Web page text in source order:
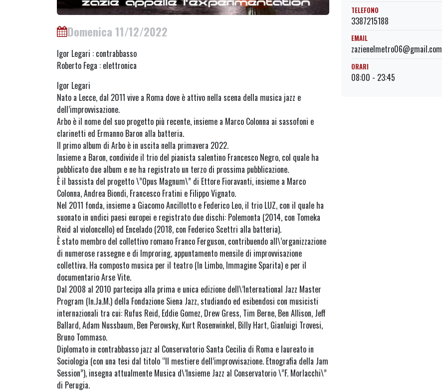
Domenica 11/12/2022
Igor Legari : contrabbasso
Roberto Fega : elettronica
Igor Legari
Nato a Lecce, dal 2011 vive a Roma dove è attivo nella scena della musica jazz e
dell’improvvisazione.
Arbo è il nome del suo progetto più recente, insieme a Marco Colonna ai sassofoni e
clarinetti ed Ermanno Baron alla batteria.
Il primo album di Arbo è in uscita nella primavera 2022.
Insieme a Baron, condivide il trio del pianista salentino Francesco Negro, col quale ha
pubblicato due album e ne ha registrato un terzo di prossima pubblicazione.
È il bassista del progetto \”Opus Magnum\” di Ettore Fioravanti, insieme a Marco
Colonna, Andrea Biondi, Francesco Fratini e Filippo Vignato.
Nel 2011 fonda, insieme a Giacomo Ancillotto e Federico Leo, il trio LUZ, con il quale ha
suonato in undici paesi europei e registrato due dischi: Polemonta (2014, con Tomeka
Reid al violoncello) ed Encelado (2018, con Federico Scettri alla batteria).
È stato membro del collettivo romano Franco Ferguson, contribuendo all\’organizzazione
di numerose rassegne e di Improring, appuntamento mensile di improvvisazione
collettiva. Ha composto musica per il teatro (In Limbo, Immagine Sparita) e per il
documentario Arse Vite.
Dal 2008 al 2010 partecipa alla prima e unica edizione dell\’International Jazz Master
Program (In.Ja.M.) della Fondazione Siena Jazz, studiando ed esibendosi con musicisti
internazionali tra cui: Rufus Reid, Eddie Gomez, Drew Gress, Tim Berne, Ben Allison, Jeff
Ballard, Adam Nussbaum, Ben Perowsky, Kurt Rosenwinkel, Billy Hart, Gianluigi Trovesi,
Bruno Tommaso.
Diplomato in contrabbasso jazz al Conservatorio Santa Cecilia di Roma e laureato in
Sociologia (con una tesi dal titolo “Il mestiere dell’improvvisazione. Etnografia della Jam
Session”), insegna attualmente Musica d\’Insieme Jazz al Conservatorio \”F. Morlacchi\”
di Perugia.
TELEFONO
3387215188
EMAIL
zazienelmetro06@gmail.com
ORARI
08:00 - 23:45